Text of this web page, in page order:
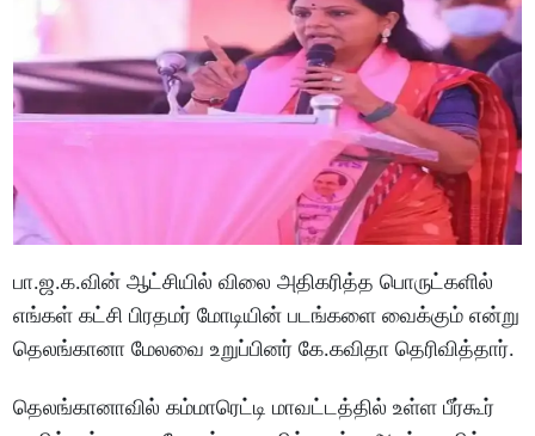
பா.ஜ.க.வின் ஆட்சியில் விலை அதிகரித்த பொருட்களில்
எங்கள் கட்சி பிரதமர் மோடியின் படங்களை வைக்கும் என்று
தெலங்கானா மேலவை உறுப்பினர் கே.கவிதா தெரிவித்தார்.
தெலங்கானாவில் கம்மாரெட்டி மாவட்டத்தில் உள்ள பீர்கூர்